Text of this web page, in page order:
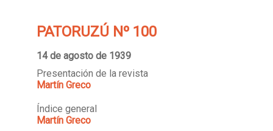
PATORUZÚ Nº 100
14 de agosto de 1939
Presentación de la revista
Martín Greco
Índice general
Martín Greco